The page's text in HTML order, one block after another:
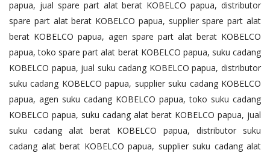
papua, jual spare part alat berat KOBELCO papua, distributor
spare part alat berat KOBELCO papua, supplier spare part alat
berat KOBELCO papua, agen spare part alat berat KOBELCO
papua, toko spare part alat berat KOBELCO papua, suku cadang
KOBELCO papua, jual suku cadang KOBELCO papua, distributor
suku cadang KOBELCO papua, supplier suku cadang KOBELCO
papua, agen suku cadang KOBELCO papua, toko suku cadang
KOBELCO papua, suku cadang alat berat KOBELCO papua, jual
suku cadang alat berat KOBELCO papua, distributor suku
cadang alat berat KOBELCO papua, supplier suku cadang alat